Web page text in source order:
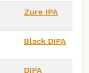
Zure IPA
Black DIPA
DIPA